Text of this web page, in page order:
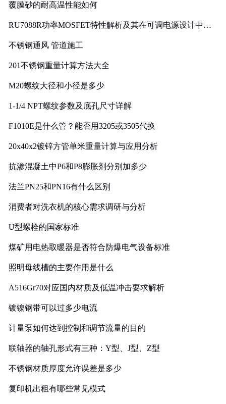
覆膜砂的耐高温性能如何
RU7088R功率MOSFET特性解析及其在可调电源设计中的
不锈钢通风 管道施工
201不锈钢重量计算方法大全
M20螺纹大径和小径是多少
1-1/4 NPT螺纹参数及底孔尺寸详解
F1010E是什么管？能否用3205或3505代换
20x40x2镀锌方管单米重量计算与应用分析
抗渗混凝土中P6和P8膨胀剂分别加多少
法兰PN25和PN16有什么区别
消费者对洗衣机的核心需求调研与分析
U型螺栓的国家标准
煤矿用电热取暖器是否符合防爆电气设备标准
照明母线槽的主要作用是什么
A516Gr70对应国内材质及低温冲击要求解析
镀镍钢带可以过多少电流
计量泵如何达到控制和调节流量的目的
联轴器的轴孔形式有三种：Y型、J型、Z型
不锈钢材质厚度允许误差是多少
复印机出租有哪些常见模式